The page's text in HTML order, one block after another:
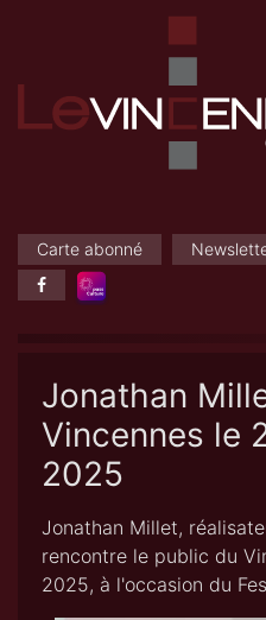
Carte abonné
Jonathan
Vincennes le
2025
Jonathan Millet,
rencontre le public du
2025, à l'occasion du